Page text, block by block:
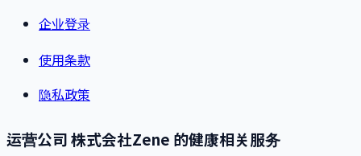
企业登录
使用条款
隐私政策
运营公司 株式会社Zene 的健康相关服务